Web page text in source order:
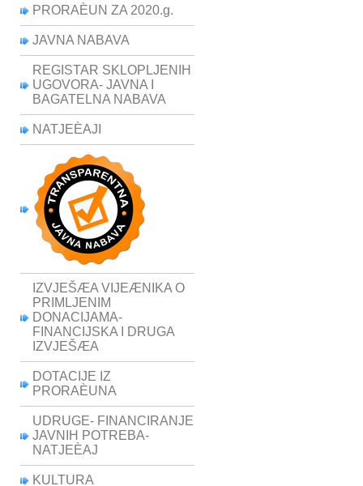
PRORAÈUN ZA 2020.g.
JAVNA NABAVA
REGISTAR SKLOPLJENIH
UGOVORA- JAVNA I
BAGATELNA NABAVA
NATJEÈAJI
IZVJEŠÆA VIJEÆNIKA O
PRIMLJENIM
DONACIJAMA-
FINANCIJSKA I DRUGA
IZVJEŠÆA
DOTACIJE IZ
PRORAÈUNA
UDRUGE- FINANCIRANJE
JAVNIH POTREBA-
NATJEÈAJ
KULTURA